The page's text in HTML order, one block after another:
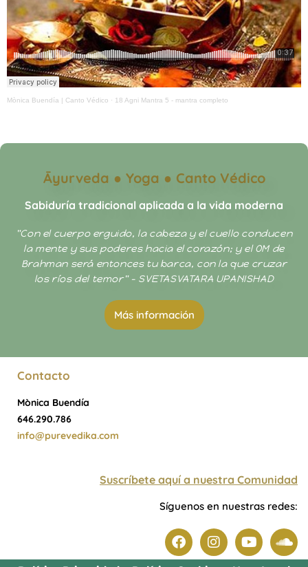
Mònica Buendía | Canto Védico · 18 Agni Mantra 5 - mantra completo
Āyurveda ● Yoga ● Canto Védico
Sabiduría tradicional aplicada a la vida moderna
"Con el cuerpo erguido, la cabeza y el cuello conducen
la mente y sus poderes hacia el corazón; y el OM de
Brahman será entonces tu barca, con la que cruzar
los ríos del temor" - SVETASVATARA UPANISHAD
Más información
Contacto
Mònica Buendía
646.290.786
info@purevedika.com
Suscríbete aquí a nuestra Comunidad
Síguenos en nuestras redes: